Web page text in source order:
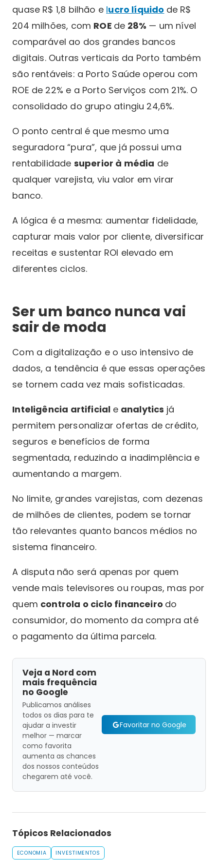
quase R$ 1,8 bilhão e lucro líquido de R$
204 milhões, com ROE de 28% — um nível
comparável ao dos grandes bancos
digitais. Outras verticais da Porto também
são rentáveis: a Porto Saúde operou com
ROE de 22% e a Porto Serviços com 21%. O
consolidado do grupo atingiu 24,6%.
O ponto central é que mesmo uma
seguradora “pura”, que já possui uma
rentabilidade superior à média de
qualquer varejista, viu valor em virar
banco.
A lógica é a mesma: aumentar fidelidade,
capturar mais valor por cliente, diversificar
receitas e sustentar ROI elevado em
diferentes ciclos.
Ser um banco nunca vai
sair de moda
Com a digitalização e o uso intensivo de
dados, a tendência é que essas operações
se tornem cada vez mais sofisticadas.
Inteligência artificial e analytics já
permitem personalizar ofertas de crédito,
seguros e benefícios de forma
segmentada, reduzindo a inadimplência e
aumentando a margem.
No limite, grandes varejistas, com dezenas
de milhões de clientes, podem se tornar
tão relevantes quanto bancos médios no
sistema financeiro.
A disputa não será apenas por quem
vende mais televisores ou roupas, mas por
quem controla o ciclo financeiro do
consumidor, do momento da compra até
o pagamento da última parcela.
Veja a Nord com
mais frequência
no Google
Publicamos análises
todos os dias para te
ajudar a investir
melhor — marcar
como favorita
aumenta as chances
dos nossos conteúdos
chegarem até você.
Favoritar no Google
Tópicos Relacionados
ECONOMIA INVESTIMENTOS